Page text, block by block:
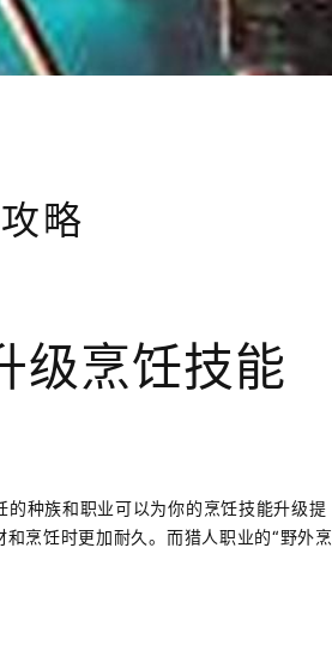
略
级烹饪技能
种族和职业可以为你的烹饪技能升级提
烹饪时更加耐久。而猎人职业的“野外烹